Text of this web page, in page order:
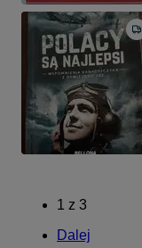
1 z 3
Dalej